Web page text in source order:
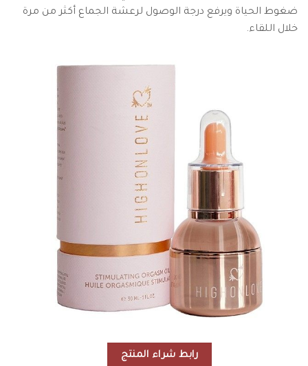
ضغوط الحياة ويرفع درجة الوصول لرعشة الجماع أكثر من مرة
خلال اللقاء.
رابط شراء المنتج